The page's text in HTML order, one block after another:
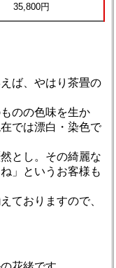
35,800円
ば、やはり茶畳の
のの色味を生か
では漂白・染色で
とし。その綺麗な
」というお客様も
ておりますので、